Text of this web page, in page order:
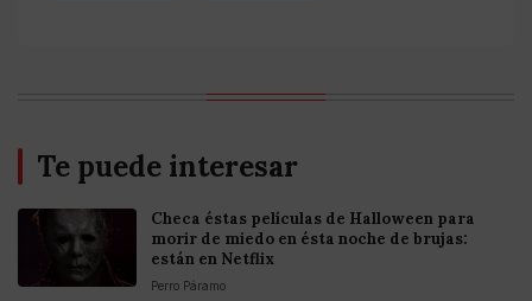
Te puede interesar
Checa éstas películas de Halloween para
morir de miedo en ésta noche de brujas:
están en Netflix
Perro Páramo